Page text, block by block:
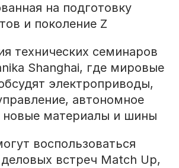
на подготовку
и поколение Z
технических семинаров
Shanghai, где мировые
электроприводы,
автономное
новые материалы и шины
воспользоваться
встреч Match Up,